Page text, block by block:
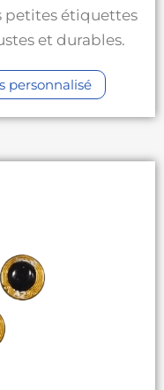
petites étiquettes
et durables.
personnalisé